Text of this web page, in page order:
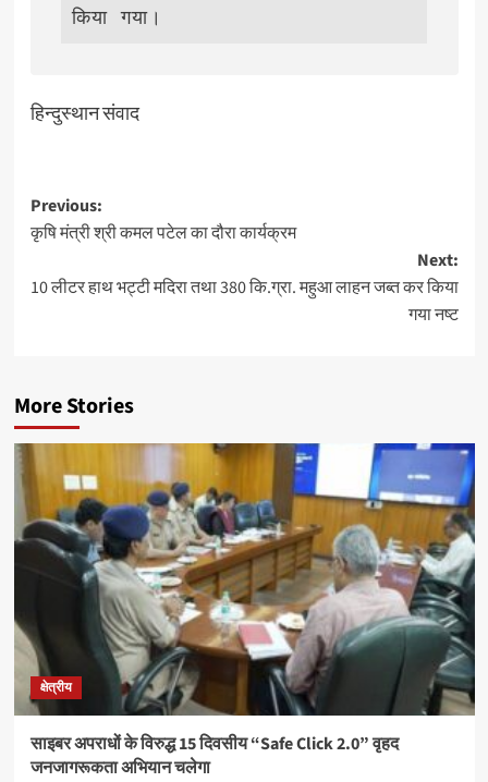
किया गया।
हिन्दुस्थान संवाद
Post
navigation
Previous:
कृषि मंत्री श्री कमल पटेल का दौरा कार्यक्रम
Next:
10 लीटर हाथ भट्टी मदिरा तथा 380 कि.ग्रा. महुआ लाहन जब्त कर किया
गया नष्ट
More Stories
क्षेत्रीय
साइबर अपराधों के विरुद्ध 15 दिवसीय “Safe Click 2.0” वृहद
जनजागरूकता अभियान चलेगा